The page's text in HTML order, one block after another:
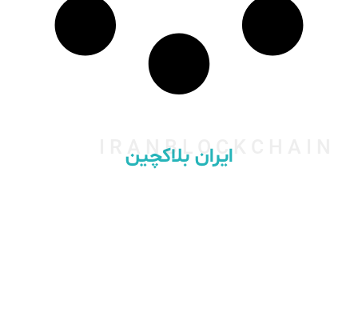
IRANBLOCKCHAIN
ایران بلاکچین